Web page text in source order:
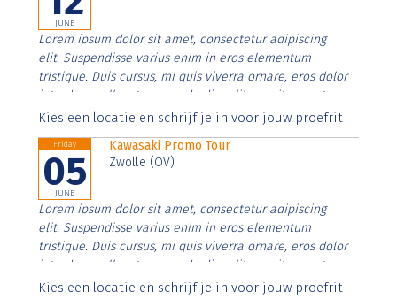
JUNE
Lorem ipsum dolor sit amet, consectetur adipiscing
elit. Suspendisse varius enim in eros elementum
tristique. Duis cursus, mi quis viverra ornare, eros dolor
interdum nulla, ut commodo diam libero vitae erat.
Aenean faucibus nibh et justo cursus id rutrum lorem
Kies een locatie en schrijf je in voor jouw proefrit
Friday
05
JUNE
Kawasaki Promo Tour
Zwolle (OV)
Lorem ipsum dolor sit amet, consectetur adipiscing
elit. Suspendisse varius enim in eros elementum
tristique. Duis cursus, mi quis viverra ornare, eros dolor
interdum nulla, ut commodo diam libero vitae erat.
Aenean faucibus nibh et justo cursus id rutrum lorem
Kies een locatie en schrijf je in voor jouw proefrit